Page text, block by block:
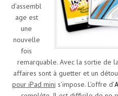
d’assembl
age est
une
nouvelle
fois
remarquable. Avec la sortie de
affaires sont à guetter et un
pour iPad mini s’impose. L’offre d’